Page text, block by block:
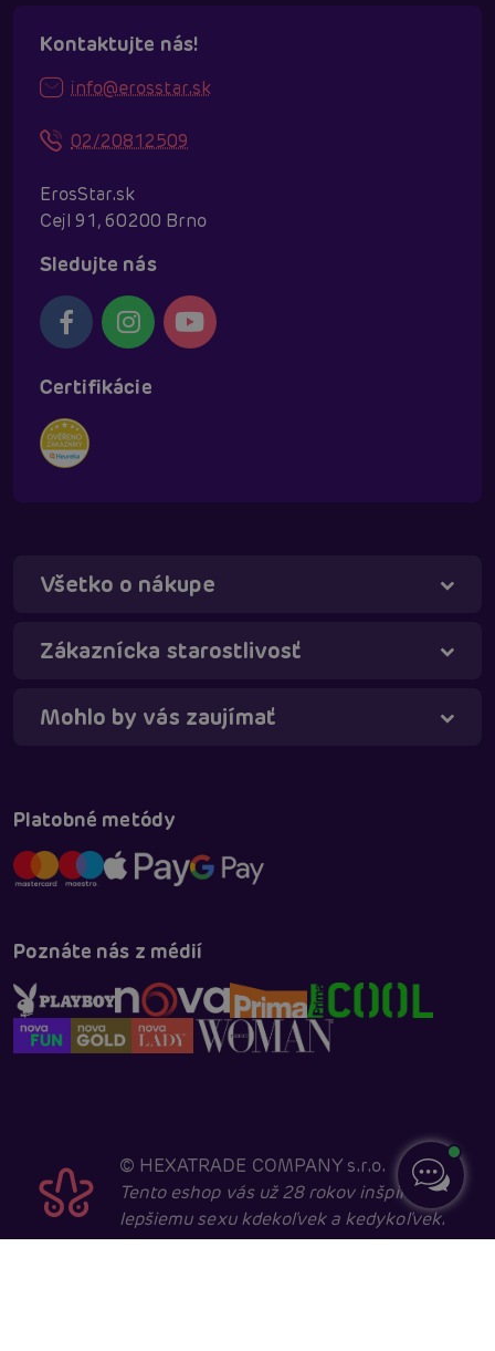
Kontaktujte nás!
info@erosstar.sk
02/20812509
ErosStar.sk
Cejl 91, 60200 Brno
Sledujte nás
Certifikácie
Všetko o nákupe
Zákaznícka starostlivosť
Mohlo by vás zaujímať
Platobné metódy
Poznáte nás z médií
© HEXATRADE COMPANY s.r.o.
Tento eshop vás už 28 rokov inšpiruje k
lepšiemu sexu kdekoľvek a kedykoľvek.
Táňa - virtuálna asistentka